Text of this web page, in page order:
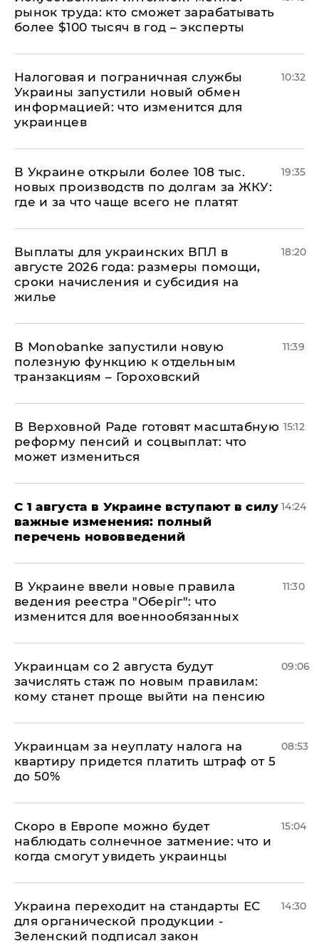
рынок труда: кто сможет зарабатывать
более $100 тысяч в год – эксперты
Налоговая и пограничная службы
Украины запустили новый обмен
информацией: что изменится для
украинцев
10:32
В Украине открыли более 108 тыс.
новых производств по долгам за ЖКУ:
где и за что чаще всего не платят
19:35
Выплаты для украинских ВПЛ в
августе 2026 года: размеры помощи,
сроки начисления и субсидия на
жилье
18:20
В Мonobankе запустили новую
полезную функцию к отдельным
транзакциям – Гороховский
11:39
В Верховной Раде готовят масштабную
реформу пенсий и соцвыплат: что
может измениться
15:12
С 1 августа в Украине вступают в силу
важные изменения: полный
перечень нововведений
14:24
В Украине ввели новые правила
ведения реестра "Оберіг": что
изменится для военнообязанных
11:30
Украинцам со 2 августа будут
зачислять стаж по новым правилам:
кому станет проще выйти на пенсию
09:06
Украинцам за неуплату налога на
квартиру придется платить штраф от 5
до 50%
08:53
Скоро в Европе можно будет
наблюдать солнечное затмение: что и
когда смогут увидеть украинцы
15:04
Украина переходит на стандарты ЕС
для органической продукции -
Зеленский подписал закон
14:30